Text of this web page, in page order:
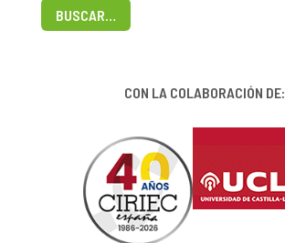
BUSCAR…
CON LA COLABORACIÓN DE: